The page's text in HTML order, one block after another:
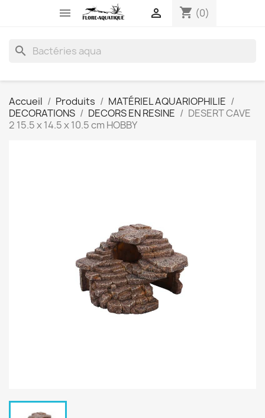
 shopping_cart (0)

search
Accueil Produits
MATÉRIEL AQUARIOPHILIE
DECORATIONS
DECORS EN RESINE
DESERT CAVE
2 15.5 x 14.5 x 10.5 cm HOBBY